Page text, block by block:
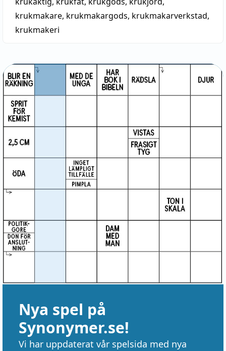
krukmakare, krukmakargods, krukmakarverkstad,
krukmakeri
Nya spel på
Synonymer.se!
Vi har uppdaterat vår spelsida med nya